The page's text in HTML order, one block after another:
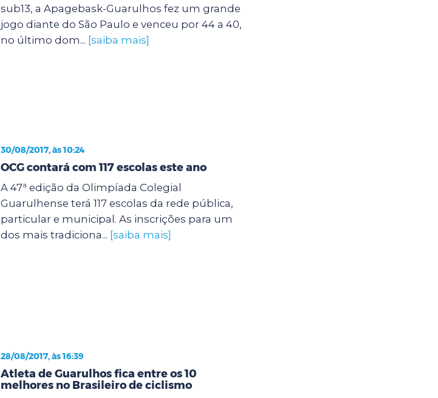
sub13, a Apagebask-Guarulhos fez um grande
jogo diante do São Paulo e venceu por 44 a 40,
no último dom... [saiba mais]
30/08/2017, às 10:24
OCG contará com 117 escolas este ano
A 47ª edição da Olimpíada Colegial
Guarulhense terá 117 escolas da rede pública,
particular e municipal. As inscrições para um
dos mais tradiciona... [saiba mais]
28/08/2017, às 16:39
Atleta de Guarulhos fica entre os 10
melhores no Brasileiro de ciclismo